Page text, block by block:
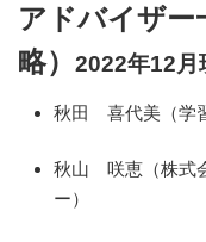
ー
ジ
アドバイザー
略）
2022年12月
秋田 喜代美（学
秋山 咲恵（株式
ー）